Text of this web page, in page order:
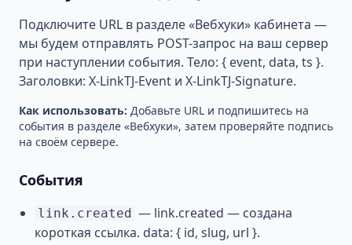
Подключите URL в разделе «Вебхуки» кабинета —
мы будем отправлять POST-запрос на ваш сервер
при наступлении события. Тело: { event, data, ts }.
Заголовки: X-LinkTJ-Event и X-LinkTJ-Signature.
Как использовать: Добавьте URL и подпишитесь на
события в разделе «Вебхуки», затем проверяйте подпись
на своём сервере.
События
link.created — link.created — создана
короткая ссылка. data: { id, slug, url }.